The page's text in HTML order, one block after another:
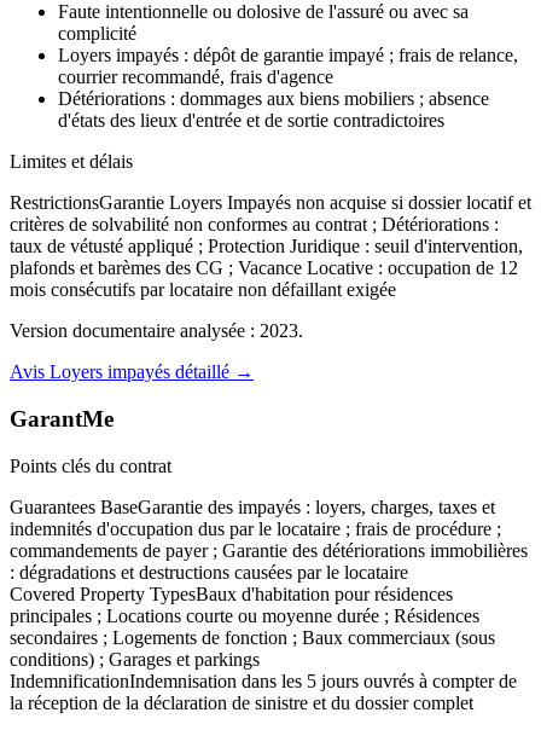
Faute intentionnelle ou dolosive de l'assuré ou avec sa
complicité
Loyers impayés : dépôt de garantie impayé ; frais de relance,
courrier recommandé, frais d'agence
Détériorations : dommages aux biens mobiliers ; absence
d'états des lieux d'entrée et de sortie contradictoires
Limites et délais
RestrictionsGarantie Loyers Impayés non acquise si dossier locatif et
critères de solvabilité non conformes au contrat ; Détériorations :
taux de vétusté appliqué ; Protection Juridique : seuil d'intervention,
plafonds et barèmes des CG ; Vacance Locative : occupation de 12
mois consécutifs par locataire non défaillant exigée
Version documentaire analysée : 2023.
Avis Loyers impayés détaillé →
GarantMe
Points clés du contrat
Guarantees BaseGarantie des impayés : loyers, charges, taxes et
indemnités d'occupation dus par le locataire ; frais de procédure ;
commandements de payer ; Garantie des détériorations immobilières
: dégradations et destructions causées par le locataire
Covered Property TypesBaux d'habitation pour résidences
principales ; Locations courte ou moyenne durée ; Résidences
secondaires ; Logements de fonction ; Baux commerciaux (sous
conditions) ; Garages et parkings
IndemnificationIndemnisation dans les 5 jours ouvrés à compter de
la réception de la déclaration de sinistre et du dossier complet